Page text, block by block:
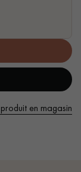
en magasin